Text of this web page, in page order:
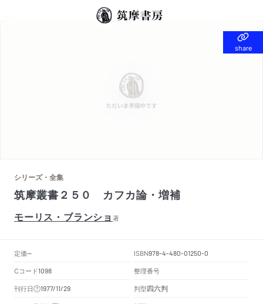
share
share
シリーズ・全集
筑摩叢書２５０ カフカ論・増補
モーリス・ブランショ 著
定価-- ISBN978-4-480-01250-0
Cコード1098
整理番号
刊行日
1977/11/29 判型四六判